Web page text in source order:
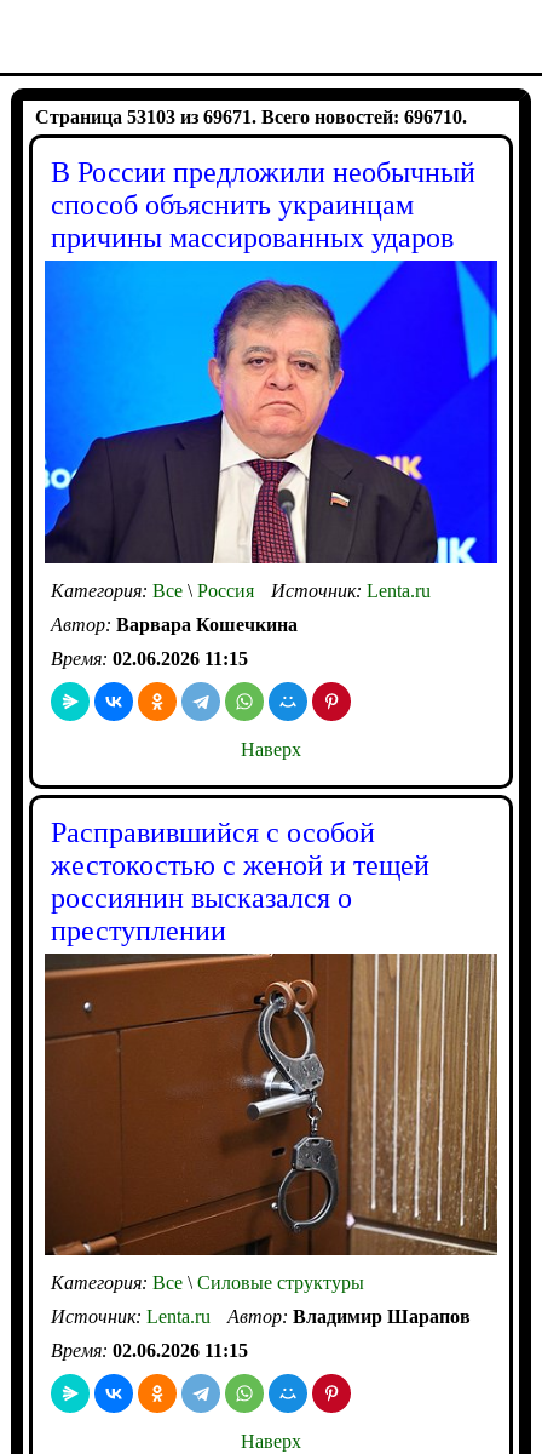
Страница 53103 из 69671. Всего новостей: 696710.
В России предложили необычный
способ объяснить украинцам
причины массированных ударов
Категория: Все\Россия Источник: Lenta.ru
Автор: Варвара Кошечкина
Время: 02.06.2026 11:15
Наверх
Расправившийся с особой
жестокостью с женой и тещей
россиянин высказался о
преступлении
Категория: Все\Силовые структуры
Источник: Lenta.ru Автор: Владимир Шарапов
Время: 02.06.2026 11:15
Наверх